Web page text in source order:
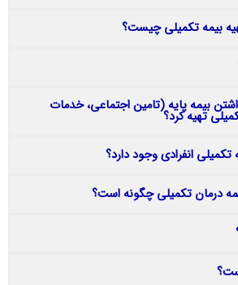
بیمه تکمیلی چیست؟
بیمه پایه (تامین اجتماعی، خدمات
تهیه کرد؟
تکمیلی انفرادی وجود دارد؟
درمان تکمیلی چگونه است؟